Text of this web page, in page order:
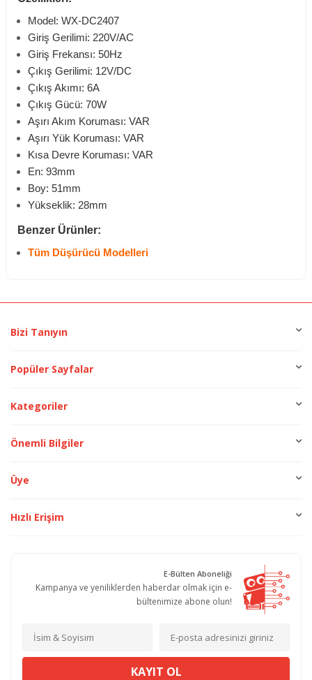
Model: WX-DC2407
Giriş Gerilimi: 220V/AC
Giriş Frekansı: 50Hz
Çıkış Gerilimi: 12V/DC
Çıkış Akımı: 6A
Çıkış Gücü: 70W
Aşırı Akım Koruması: VAR
Aşırı Yük Koruması: VAR
Kısa Devre Koruması: VAR
En: 93mm
Boy: 51mm
Yükseklik: 28mm
Benzer Ürünler:
Tüm Düşürücü Modelleri
Bizi Tanıyın
Popüler Sayfalar
Kategoriler
Önemli Bilgiler
Üye
Hızlı Erişim
E-Bülten Aboneliği
Kampanya ve yeniliklerden haberdar olmak için e-
bültenimize abone olun!
KAYIT OL